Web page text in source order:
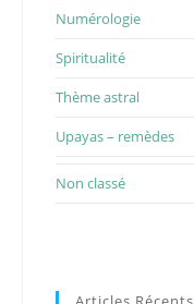
Numérologie
Spiritualité
Thème astral
Upayas – remèdes
Non classé